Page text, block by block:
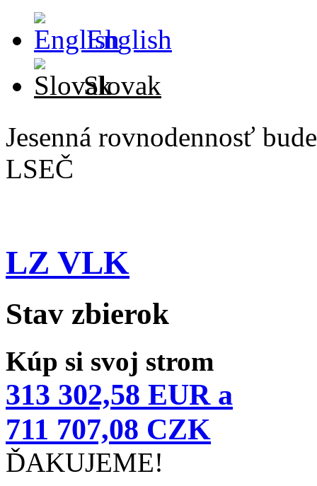
English
Slovak
Jesenná rovnodennosť
LSEČ
LZ VLK
Stav zbierok
Kúp si svoj strom
313 302,58 EUR a
711 707,08 CZK
ĎAKUJEME!